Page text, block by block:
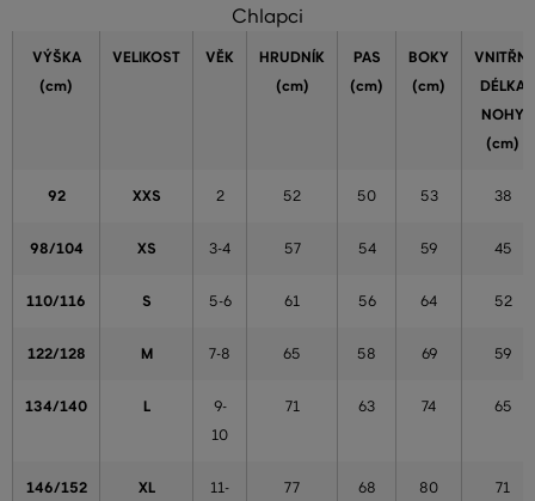
Chlapci
VÝŠKA
(cm)
VELIKOST VĚK
HRUDNÍK
(cm)
PAS
(cm)
BOKY
(cm)
VNITŘNÍ
DÉLKA
NOHY
(cm)
92 XXS 2 52 50 53 38
98/104 XS 3-4 57 54 59 45
110/116 S 5-6 61 56 64 52
122/128 M 7-8 65 58 69 59
134/140 L
9-
10
71 63 74 65
146/152 XL
11-
77 68 80 71